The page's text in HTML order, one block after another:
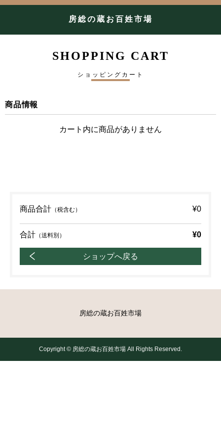
房総の蔵お百姓市場
SHOPPING CART
ショッピングカート
商品情報
カート内に商品がありません
商品合計 （税含む） ¥0
合計 （送料別） ¥0
ショップへ戻る
房総の蔵お百姓市場
Copyright © 房総の蔵お百姓市場 All Rights Reserved.